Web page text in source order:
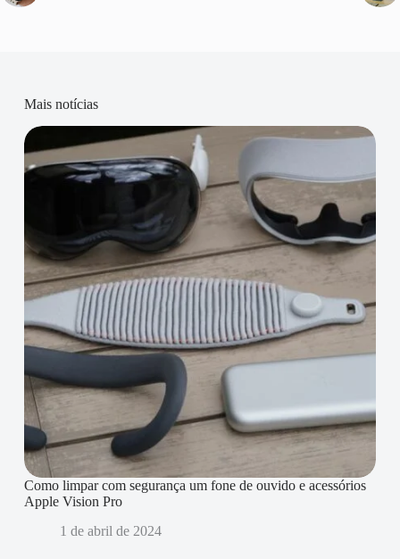
Mais notícias
Como limpar com segurança um fone de ouvido e acessórios
Apple Vision Pro
1 de abril de 2024